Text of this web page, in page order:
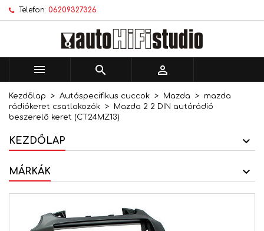
Telefon: 06209327326
  
Kezdőlap Autóspecifikus cuccok Mazda
mazda
rádiókeret csatlakozók
Mazda 2 2 DIN autórádió
beszerelõ keret (CT24MZ13)
KEZDŐLAP
MÁRKÁK
Kívánságlistáim ×
Új lista létrehozása
Kívánságlista létrehozása ×
Kívánságlista neve
Mégsem
Bejelentkezés ×
történő mentéséhez.
Mégsem Bejelentkezés